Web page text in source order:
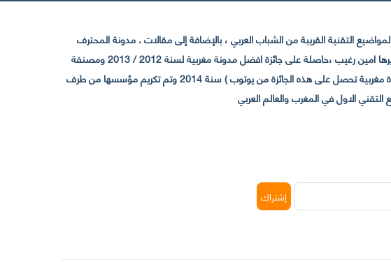
التقنية القريبة من الشباب العربي ، بالإضافة إلى مقالات . مدونة المحترف
تأسست سنة 2009 حيث تستقطب الآن عدد كبير من الزوار من كافة ربوع الوطن العربي ، حيث ان مقرها الرئيسي بالمغرب و مديرها امين رغيب ،حاصلة على جائزة افضل مدونة مغربية لسنة 2012 / 2013 ومصنفة
ضمن افضل 10 مدونات عربية حسب المركز الدولي للصحفيين ICFJ سنة 2013 وحاصلة على الجائزة الفضية من يوتوب (اول قناة مغربية تحصل على هذه الجائزة من يوتوب ) سنة 2014 وتم تكريم مؤسسها من طرف